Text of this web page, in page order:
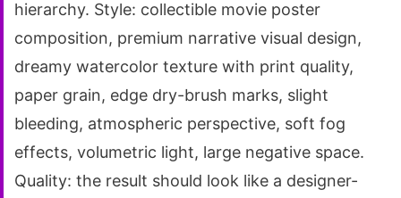
hierarchy. Style: collectible movie poster
composition, premium narrative visual design,
dreamy watercolor texture with print quality,
paper grain, edge dry-brush marks, slight
bleeding, atmospheric perspective, soft fog
effects, volumetric light, large negative space.
Quality: the result should look like a designer-